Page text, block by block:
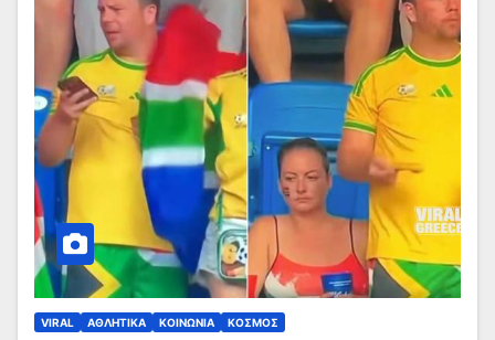
VIRAL ΑΘΛΗΤΙΚΑ ΚΟΙΝΩΝΙΑ ΚΟΣΜΟΣ